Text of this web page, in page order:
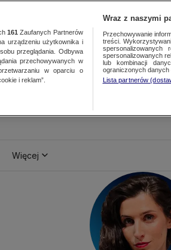
Więcej
161 Zaufanych Partnerów
urządzeniu użytkownika i
przeglądania. Odbywa
przechowywanych w
w oparciu o
i reklam”.
Wraz z naszymi
Przechowywanie
treści.
spersonalizowanych
lub kombinacji
ograniczonych danych
Lista partnerów